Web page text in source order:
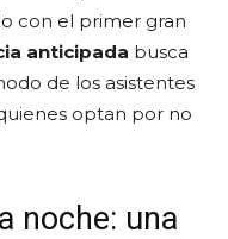
con el primer gran
anticipada busca
de los asistentes
optan por no
noche: una